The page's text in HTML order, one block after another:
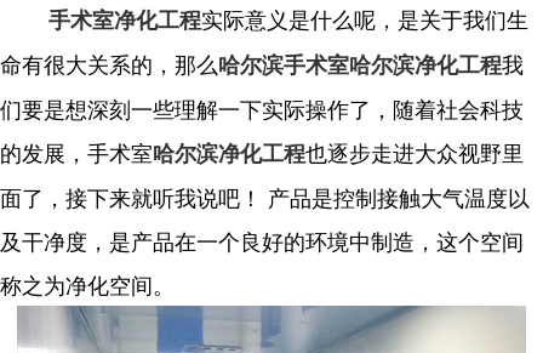
手术室净化工程实际意义是什么呢，是关于我们生
命有很大关系的，那么哈尔滨手术室哈尔滨净化工程我
们要是想深刻一些理解一下实际操作了，随着社会科技
的发展，手术室哈尔滨净化工程也逐步走进大众视野里
面了，接下来就听我说吧！ 产品是控制接触大气温度以
及干净度，是产品在一个良好的环境中制造，这个空间
称之为净化空间。